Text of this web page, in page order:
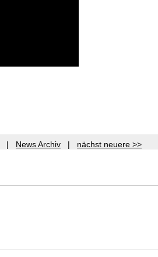
| News Archiv | nächst neuere >>